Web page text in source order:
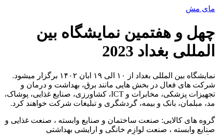
پرش
مای مش
چهل و هفتمین نمایشگاه بین
المللی بغداد 2023
نمایشگاه بین المللی بغداد از ۱۰ الی ۱۹ ابان ۱۴۰۲ برگزار میشود.
شرکت های فعال در بخش هایی مانند برق، بهداشت و درمان و
تجهیزات پزشکی، مخابرات و ICT، کشاورزی، صنایع غذایی، پوشاک،
مد، مبلمان، بانک و بیمه، گردشگری و تبلیغات شرکت خواهند کرد.
گروه های کالایی: صنعت ساختمان و صنایع وابسته ، صنعت غذایی و
صنایع وابسته ، صنعت لوازم خانگی و ارایشی بهداشتی